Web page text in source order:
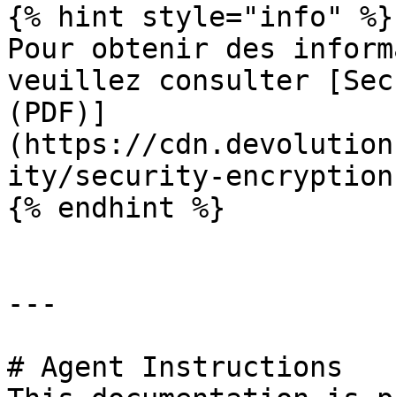
{% hint style="info" %}
Pour obtenir des
veuillez consulter
(PDF)]
(https://
ity/security-
{% endhint %}
---
# Agent Instructions